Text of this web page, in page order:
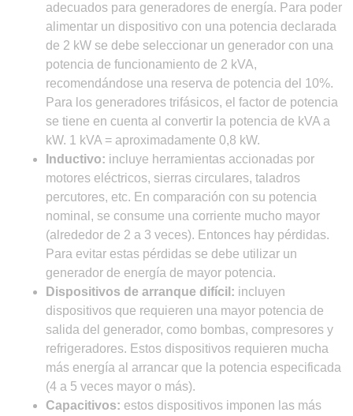
adecuados para generadores de energía. Para poder
alimentar un dispositivo con una potencia declarada
de 2 kW se debe seleccionar un generador con una
potencia de funcionamiento de 2 kVA,
recomendándose una reserva de potencia del 10%.
Para los generadores trifásicos, el factor de potencia
se tiene en cuenta al convertir la potencia de kVA a
kW. 1 kVA = aproximadamente 0,8 kW.
Inductivo: incluye herramientas accionadas por
motores eléctricos, sierras circulares, taladros
percutores, etc. En comparación con su potencia
nominal, se consume una corriente mucho mayor
(alrededor de 2 a 3 veces). Entonces hay pérdidas.
Para evitar estas pérdidas se debe utilizar un
generador de energía de mayor potencia.
Dispositivos de arranque difícil: incluyen
dispositivos que requieren una mayor potencia de
salida del generador, como bombas, compresores y
refrigeradores. Estos dispositivos requieren mucha
más energía al arrancar que la potencia especificada
(4 a 5 veces mayor o más).
Capacitivos: estos dispositivos imponen las más